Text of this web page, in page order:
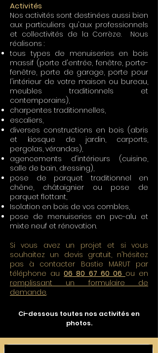
Activités
Nos activités sont destinées aussi bien
aux particuliers qu'aux professionnels
et collectivités de la Corrèze. Nous
réalisons :
tous types de menuiseries en bois
massif (porte d'entrée, fenêtre, porte-
fenêtre, porte de garage, porte pour
l'intérieur de votre maison ou bureau,
meubles traditionnels et
contemporains),
charpentes traditionnelles,
escaliers,
diverses constructions en bois (abris
et kiosque de jardin, carports,
pergolas, vérandas),
agencements d'intérieurs (cuisine,
salle de bain, dressing),
pose de parquet traditionnel en
chêne, châtaignier ou pose de
parquet flottant,
Isolation en bois de vos combles,
pose de menuiseries en pvc-alu et
mixte neuf et rénovation.
Si vous avez un projet et si vous
souhaitez un devis gratuit, n'hésitez
pas à contacter Bastie MARUT par
téléphone au06 80 67 60 06 ou en
remplissant un formulaire de
demande.
Ci-dessous toutes nos activités en
photos.